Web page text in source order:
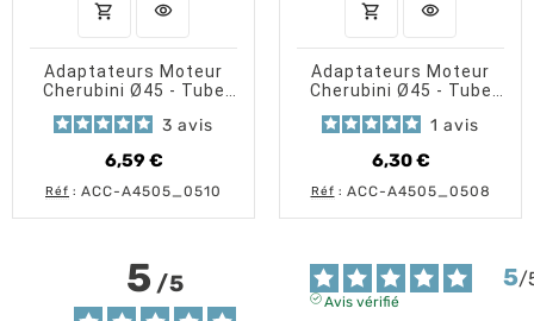
shopping_cart AJOUTER AU PANIER
visibility
Adaptateurs Moteur
Cherubini Ø45 - Tube
3 avis
6,59 €
Prix
Réf : ACC-A4505_0510
shopping_cart AJOUTER AU
visibility
Adaptateurs Moteur
Cherubini Ø45 - Tube
1 avis
6,30 €
Prix
Réf : ACC-A4505_0508
5/5 5/
Avis vérifié